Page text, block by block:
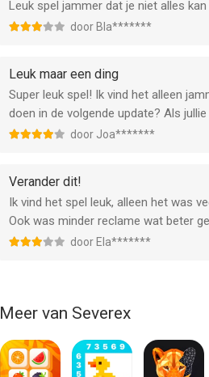
Informatie voor RECOLLECT: Color
Leuk spel jammer dat je niet alles
door Bla*******
Leuk maar een ding
Super leuk spel! Ik vind het alleen
doen in de volgende update? Als
door Joa*******
Verander dit!
Ik vind het spel leuk, alleen het was
Ook was minder reclame wat beter
door Ela*******
Meer van Severex